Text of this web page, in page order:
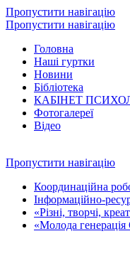
Пропустити навігацію
Пропустити навігацію
Головна
Наші гуртки
Новини
Бібліотека
КАБІНЕТ
Фотогалереї
Відео
Пропустити навігацію
Координаційна
Інформаційно-
«Різні, творчі,
«Молода